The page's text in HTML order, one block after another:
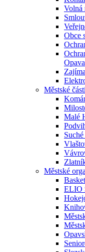
Volná
Obce
Městské
Malé
Městské
ELIO